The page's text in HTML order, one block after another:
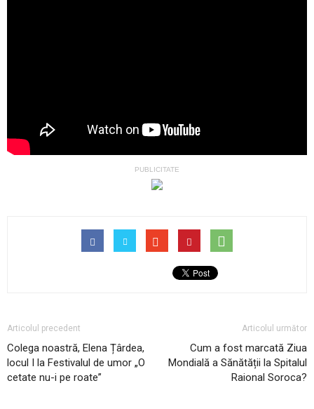
PUBLICITATE
Articolul precedent
Colega noastră, Elena Țârdea,
locul I la Festivalul de umor „O
cetate nu-i pe roate”
Articolul următor
Cum a fost marcată Ziua
Mondială a Sănătății la Spitalul
Raional Soroca?